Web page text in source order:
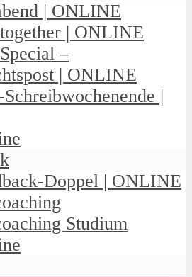
| ONLINE
| ONLINE
–
| ONLINE
Schreibwochenende |
Doppel | ONLINE
Studium